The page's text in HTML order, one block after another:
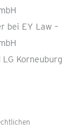
bei EY Law –
Korneuburg